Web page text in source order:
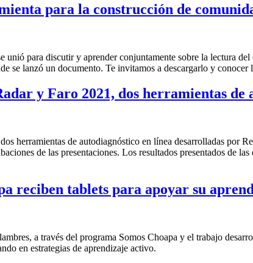
para la construcción de
para discutir y aprender conjuntamente sobre la lectura
se lanzó un documento. Te invitamos a descargarlo y conocer
y Faro 2021, dos herramientas
herramientas de autodiagnóstico en línea desarrolladas por
de las presentaciones. Los resultados presentados de
reciben tablets para apoyar su
a través del programa Somos Choapa y el trabajo
en estrategias de aprendizaje activo.